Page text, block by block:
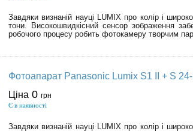
Завдяки визнаній науці LUMIX про колір і
тони. Високошвидкісний сенсор зображення
робочого процесу робить фотокамеру творчим
Фотоапарат Panasonic Lumix S1 II + S
Ціна 0 грн
Є в наявності
Завдяки визнаній науці LUMIX про колір і